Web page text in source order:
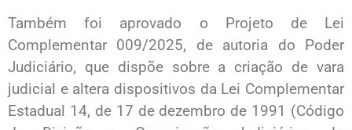
Também foi aprovado o Projeto de Lei
Complementar 009/2025, de autoria do Poder
Judiciário, que dispõe sobre a criação de vara
judicial e altera dispositivos da Lei Complementar
Estadual 14, de 17 de dezembro de 1991 (Código